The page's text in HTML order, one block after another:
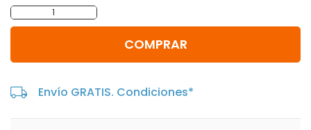
- +
COMPRAR
Envío GRATIS. Condiciones*